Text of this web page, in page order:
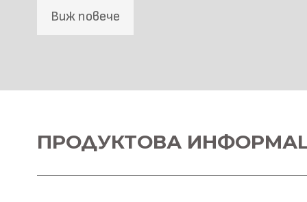
Виж повече
напречно сечение
WPC+PETG
ПРОДУКТОВА